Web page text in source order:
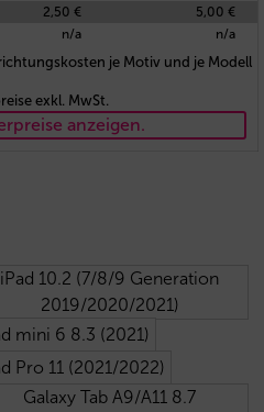
2,50 €
5,00 €
n/a n/a
je Motiv und je Modell
exkl. MwSt.
anzeigen.
iPad 10.2 (7/8/9 Generation
2019/2020/2021)
mini 6 8.3 (2021)
Pro 11 (2021/2022)
Galaxy Tab A9/A11 8.7